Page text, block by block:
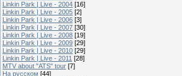
Linkin Park | Live - 2004 [16]
Linkin Park | Live - 2005 [2]
Linkin Park | Live - 2006 [3]
Linkin Park | Live - 2007 [30]
Linkin Park | Live - 2008 [19]
Linkin Park | Live - 2009 [29]
Linkin Park | Live - 2010 [29]
Linkin Park | Live - 2011 [28]
MTV about "ATS" tour [7]
На русском [44]